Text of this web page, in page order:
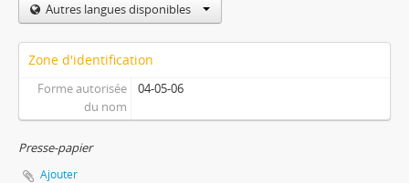
Autres langues disponibles
Zone d'identification
Forme autorisée
du nom
04-05-06
Presse-papier
Ajouter